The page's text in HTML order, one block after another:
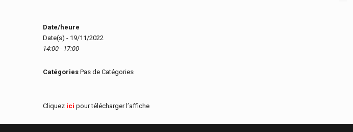
Date/heure
Date(s) - 19/11/2022
14:00 - 17:00
Catégories Pas de Catégories
Cliquez ici pour télécharger l’affiche